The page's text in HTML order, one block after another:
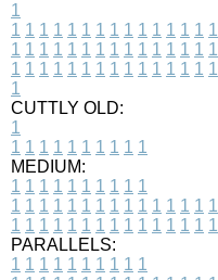
1
1 1 1 1 1 1 1 1 1 1 1 1 1 1 1
1 1 1 1 1 1 1 1 1 1 1 1 1 1 1
1 1 1 1 1 1 1 1 1 1 1 1 1 1 1
1
CUTTLY OLD:
1
1 1 1 1 1 1 1 1 1 1
MEDIUM:
1 1 1 1 1 1 1 1 1 1
1 1 1 1 1 1 1 1 1 1 1 1 1 1 1
1 1 1 1 1 1 1 1 1 1 1 1 1 1 1
PARALLELS:
1 1 1 1 1 1 1 1 1 1